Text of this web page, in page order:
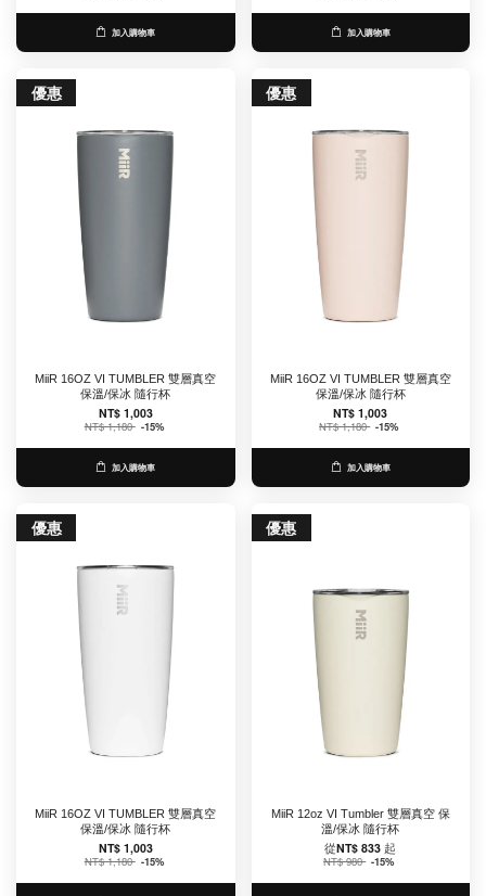
加入購物車 加入購物車
優惠
MiiR 16OZ VI TUMBLER 雙層真空
保溫/保冰 隨行杯
NT$ 1,003
NT$ 1,180 -15%
加入購物車
優惠
MiiR 16OZ VI TUMBLER 雙層真空
保溫/保冰 隨行杯
NT$ 1,003
NT$ 1,180 -15%
加入購物車
優惠
MiiR 16OZ VI TUMBLER 雙層真空
保溫/保冰 隨行杯
NT$ 1,003
NT$ 1,180 -15%
優惠
MiiR 12oz VI Tumbler 雙層真空 保
溫/保冰 隨行杯
從NT$ 833起
NT$ 980 -15%